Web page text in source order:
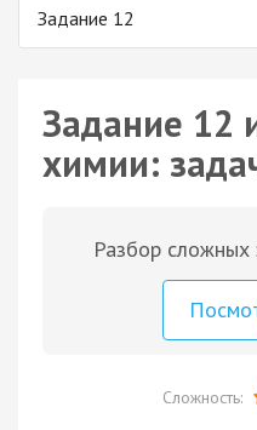
Задание 12
Задание 12
химии:
Разбор сложных
Сложность: